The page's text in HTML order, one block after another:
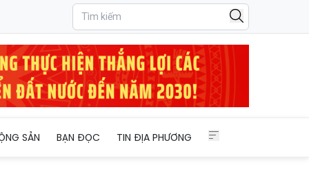
SẢN BẠN ĐỌC TIN ĐỊA PHƯƠNG